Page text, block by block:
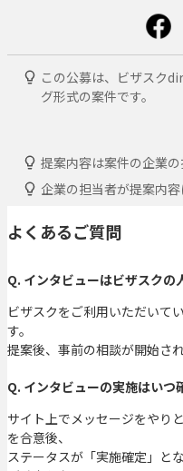
この公募は、ビザスク
グ形式の案件です。
提案内容は案件の企業の
企業の担当者が提案内
よくあるご質問
Q. インタビューはビザスクの
ビザスクをご利用いただいて
す。
提案後、事前の相談が開始さ
Q. インタビューの実施はいつ
サイト上でメッセージをやり
を合意後、
ステータスが「実施確定」と